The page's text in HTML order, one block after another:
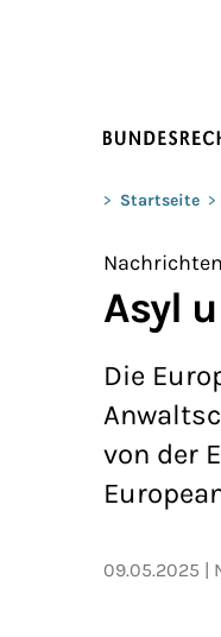
Sie befinden
> Startseite >
Asyl
Die
von der
09.05.2025